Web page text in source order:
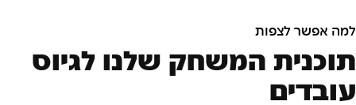
למה אפשר לצפות
תוכנית המשחק שלנו לגיוס
עובדים